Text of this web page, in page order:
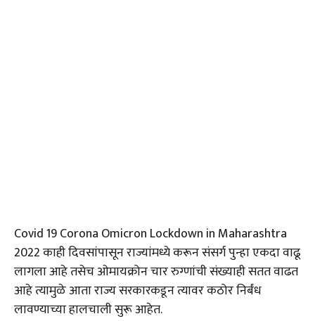
Covid 19 Corona Omicron Lockdown in Maharashtra
2022 काही दिवसांपासून राज्यांमध्ये करून संसर्ग पुन्हा एकदा वाढू
लागला आहे तसेच ओमायक्रोन चार रुग्णांची संख्याही सतत वाढत
आहे त्यामुळे आता राज्य सरकारकडून त्यावर कठोर निर्बंध
लावण्याच्या हालचाली सुरू आहेत.